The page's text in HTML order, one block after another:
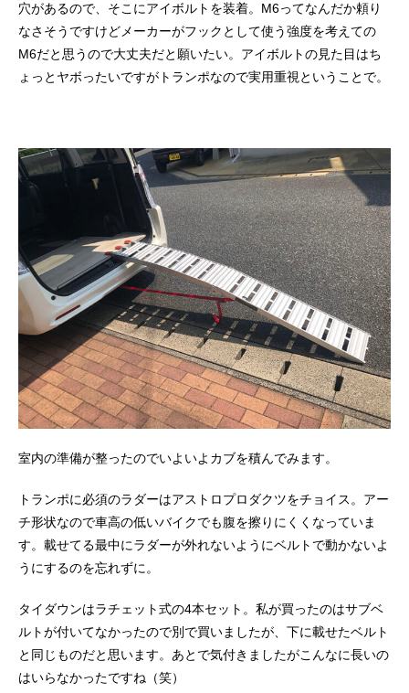
穴があるので、そこにアイボルトを装着。M6ってなんだか頼り
なさそうですけどメーカーがフックとして使う強度を考えての
M6だと思うので大丈夫だと願いたい。アイボルトの見た目はち
ょっとヤボったいですがトランポなので実用重視ということで。
室内の準備が整ったのでいよいよカブを積んでみます。
トランポに必須のラダーはアストロプロダクツをチョイス。アー
チ形状なので車高の低いバイクでも腹を擦りにくくなっていま
す。載せてる最中にラダーが外れないようにベルトで動かないよ
うにするのを忘れずに。
タイダウンはラチェット式の4本セット。私が買ったのはサブベ
ルトが付いてなかったので別で買いましたが、下に載せたベルト
と同じものだと思います。あとで気付きましたがこんなに長いの
はいらなかったですね（笑）